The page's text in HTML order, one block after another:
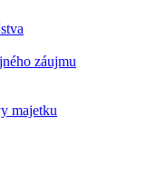
záujmu
majetku